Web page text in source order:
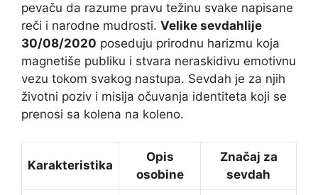
pevaču da razume pravu težinu svake napisane
reči i narodne mudrosti. Velike sevdahlije
30/08/2020 poseduju prirodnu harizmu koja
magnetiše publiku i stvara neraskidivu emotivnu
vezu tokom svakog nastupa. Sevdah je za njih
životni poziv i misija očuvanja identiteta koji se
prenosi sa kolena na koleno.
Karakteristika
Opis
osobine
Značaj za
sevdah